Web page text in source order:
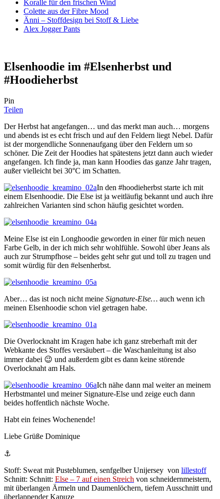
Koralle für den frischen Wind
Colette aus der Fibre Mood
Änni – Stoffdesign bei Stoff & Liebe
Alex Jogger Pants
Elsenhoodie im #Elsenherbst und
#Hoodieherbst
Pin
Teilen
Der Herbst hat angefangen… und das merkt man auch… morgens
und abends ist es echt frisch und auf den Feldern liegt Nebel. Dafür
ist der morgendliche Sonnenaufgang über den Feldern um so
schöner. Die Zeit der Hoodies hat spätestens jetzt dann auch wieder
angefangen. Ich finde ja, man kann Hoodies das ganze Jahr tragen,
außer vielleicht bei 30°C im Schatten.
In den #hoodieherbst starte ich mit
einem Elsenhoodie. Die Else ist ja weitläufig bekannt und auch ihre
zahlreichen Varianten sind schon häufig gesichtet worden.
Meine Else ist ein Longhoodie geworden in einer für mich neuen
Farbe Gelb, in der ich mich sehr wohlfühle. Sowohl über Jeans als
auch zur Strumpfhose – beides geht sehr gut und toll zu tragen und
somit würdig für den #elsenherbst.
Aber… das ist noch nicht meine Signature-Else… auch wenn ich
meinen Elsenhoodie schon viel getragen habe.
Die Overlocknaht im Kragen habe ich ganz streberhaft mit der
Webkante des Stoffes versäubert – die Waschanleitung ist also
immer dabei 😉 und außerdem gibt es dann keine störende
Overlocknaht am Hals.
Ich nähe dann mal weiter an meinem
Herbstmantel und meiner Signature-Else und zeige euch dann
beides hoffentlich nächste Woche.
Habt ein feines Wochenende!
Liebe Grüße Dominique
⚓
Stoff: Sweat mit Pusteblumen, senfgelber Unijersey von lillestoff
Schnitt: Schnitt: Else – 7 auf einen Streich von schneidernmeistern,
mit überlangen Ärmeln und Daumenlöchern, tiefem Ausschnitt und
überlappender Kapuze